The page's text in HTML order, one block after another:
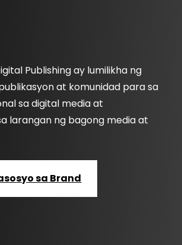
Publishing ay lumilikha ng
at komunidad para sa
sa digital media at
larangan ng bagong media at
sa Brand